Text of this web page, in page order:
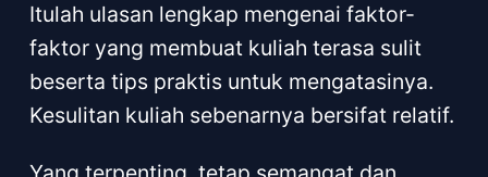
Itulah ulasan lengkap mengenai faktor-
faktor yang membuat kuliah terasa sulit
beserta tips praktis untuk mengatasinya.
Kesulitan kuliah sebenarnya bersifat relatif.